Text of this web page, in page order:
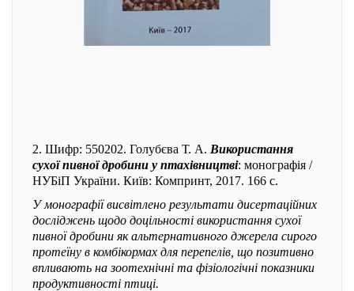
2. Шифр: 550202. Голубєва Т. А. Використання
сухої пивної дробини у птахівництві: монографія /
НУБіП України. Київ: Компринт, 2017. 166 с.
У монографії висвітлено результати дисертаційних
досліджень щодо доцільності використання сухої
пивної дробини як альтернативного джерела сирого
протеїну в комбікормах для перепелів, що позитивно
впливають на зоотехнічні та фізіологічні показники
продуктивності птиці.